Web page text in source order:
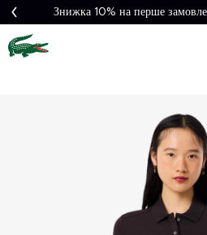
Знижка 10% на перше
повернення